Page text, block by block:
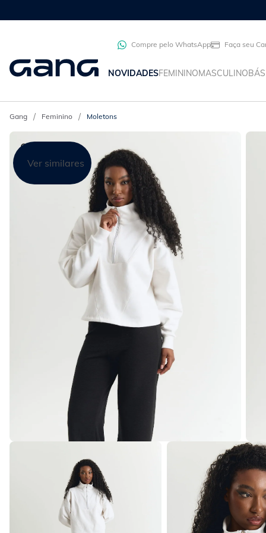
Compre pelo WhatsApp Faça seu
NOVIDADESFEMININOMASCULINO
Feminino Moletons
Ver similares